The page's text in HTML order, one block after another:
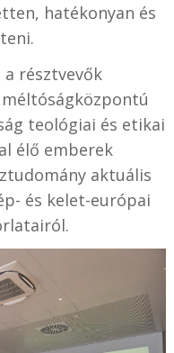
hatékonyan és
résztvevők
teológiai és etikai
élő emberek
aktuális
és kelet-európai